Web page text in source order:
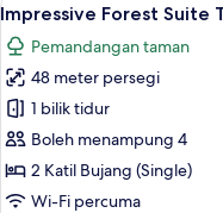
Villa
with
Butler)
semua
foto
untuk
Impressive
Forest
Suite
Twin
5
Impressive Forest Suite
Pemandangan taman
48 meter persegi
1 bilik tidur
Boleh menampung 4
2 Katil Bujang (Single)
Wi-Fi percuma